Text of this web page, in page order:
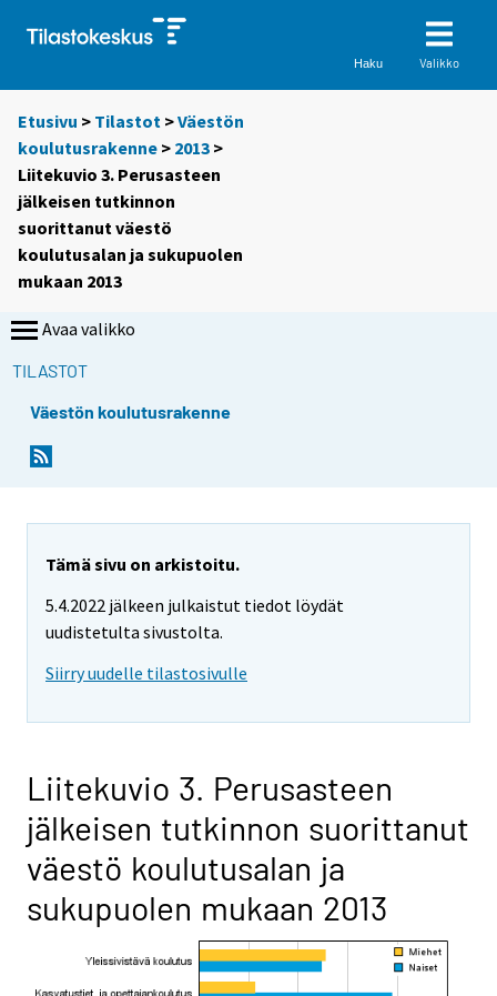
Haku Valikko
Etusivu > Tilastot >Väestön
koulutusrakenne > 2013 >
Liitekuvio 3. Perusasteen
jälkeisen tutkinnon
suorittanut väestö
koulutusalan ja sukupuolen
mukaan 2013
Avaa valikko
TILASTOT
Väestön koulutusrakenne
Tämä sivu on arkistoitu.
5.4.2022 jälkeen julkaistut tiedot löydät
uudistetulta sivustolta.
Siirry uudelle tilastosivulle
Liitekuvio 3. Perusasteen
jälkeisen tutkinnon suorittanut
väestö koulutusalan ja
sukupuolen mukaan 2013